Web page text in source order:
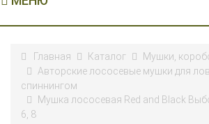
Главная Каталог
Мушки,
Авторские лососевые мушки для
спиннингом
Мушка лососевая Red and Black
6, 8